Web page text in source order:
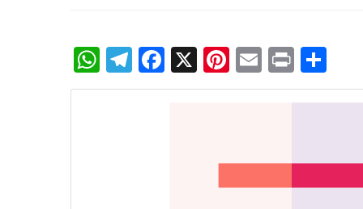
WhatsApp
Telegram
Facebook
X Pinterest
Email
Print